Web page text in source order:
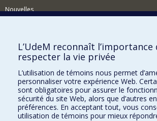
Nouvelles
Comment soutenir le Département?
BESOIN D'AIDE?
Plan du site
Signaler une erreur
Accessibilité
L’UdeM reconnaît l’importance
respecter la vie privée
L’utilisation de témoins nous permet
personnaliser votre expérience Web.
sont obligatoires pour assurer le
sécurité du site Web, alors que d’autres
préférences. En acceptant tout, vous
utilisation de témoins pour mieux